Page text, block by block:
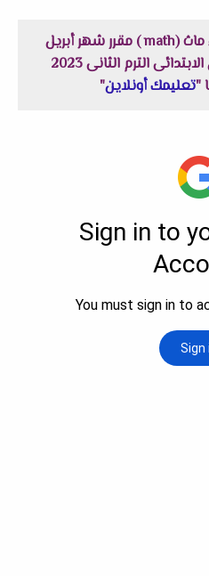
إستعراض إختبارات الأضواء ماث (math ) مقرر شهر أبريل
بالاجابات للصف السادس الابتدائى الترم الثانى 2023
"تعليمك أونلاين"